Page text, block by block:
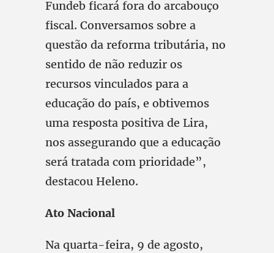
Fundeb ficará fora do arcabouço
fiscal. Conversamos sobre a
questão da reforma tributária, no
sentido de não reduzir os
recursos vinculados para a
educação do país, e obtivemos
uma resposta positiva de Lira,
nos assegurando que a educação
será tratada com prioridade”,
destacou Heleno.
Ato Nacional
Na quarta-feira, 9 de agosto,